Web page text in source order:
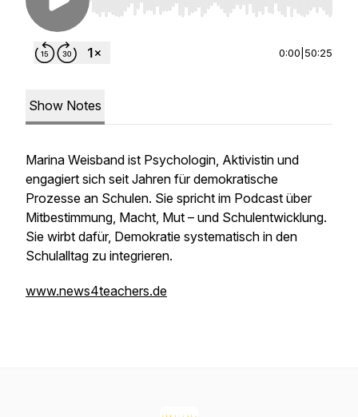
Use Left/Right to seek, Home/End to jump to
0:00 50:25
Show Notes
Marina Weisband ist Psychologin, Aktivistin und
engagiert sich seit Jahren für demokratische
Prozesse an Schulen. Sie spricht im Podcast über
Mitbestimmung, Macht, Mut – und Schulentwicklung.
Sie wirbt dafür, Demokratie systematisch in den
Schulalltag zu integrieren.
www.news4teachers.de